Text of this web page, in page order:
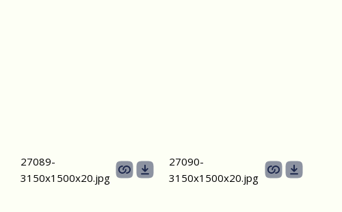
27089-
3150х1500х20.jpg
27090-
3150х1500х20.jpg